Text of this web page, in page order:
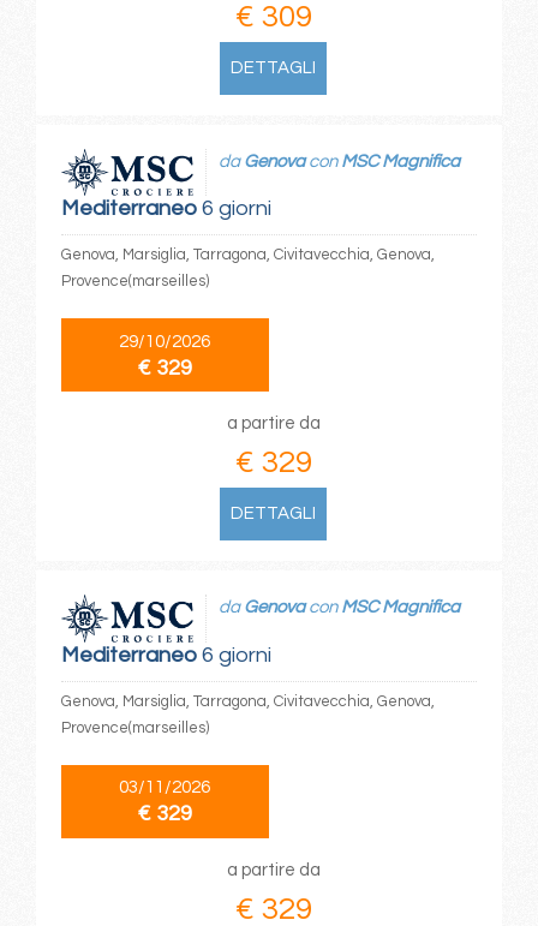
€ 309
DETTAGLI
Mediterraneo6 giorni
da Genovacon MSC Magnifica
Genova, Marsiglia, Tarragona, Civitavecchia, Genova,
Provence(marseilles)
29/10/2026
€ 329
a partire da
€ 329
DETTAGLI
Mediterraneo6 giorni
da Genovacon MSC Magnifica
Genova, Marsiglia, Tarragona, Civitavecchia, Genova,
Provence(marseilles)
03/11/2026
€ 329
a partire da
€ 329